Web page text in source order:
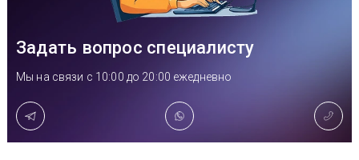
Контакты
Гарантия
Задать вопрос специалисту
Мы на связи с 10:00 до 20:00 ежедневно